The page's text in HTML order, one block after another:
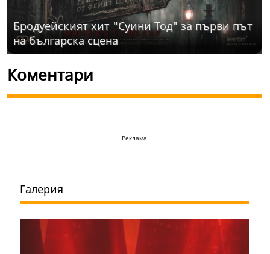
Бродуейският хит "Суини Тод" за първи път
на българска сцена
Коментари
Реклама
Галерия